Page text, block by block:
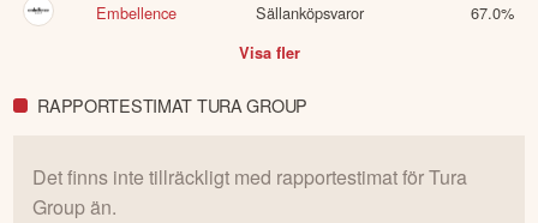
Embellence
Sällanköpsvaror 67.0%
Visa fler
RAPPORTESTIMAT TURA GROUP
Det finns inte tillräckligt med rapportestimat förTura
Groupän.